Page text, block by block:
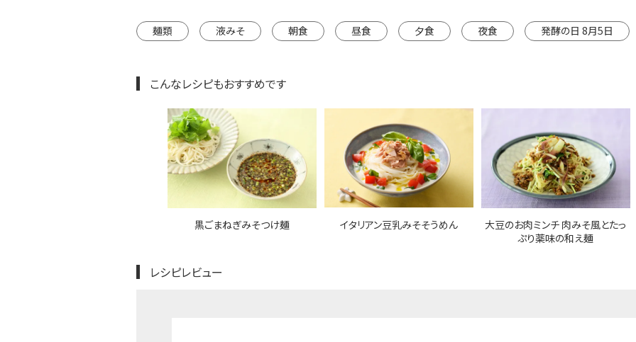
麺類 液みそ 朝食 昼食 夕食 夜食 発酵の日 8月5日
こんなレシピもおすすめです
黒ごまねぎみそつけ麺 イタリアン豆乳みそそうめん
大豆のお肉ミンチ 肉みそ風とたっ
ぷり薬味の和え麺
レシピレビュー